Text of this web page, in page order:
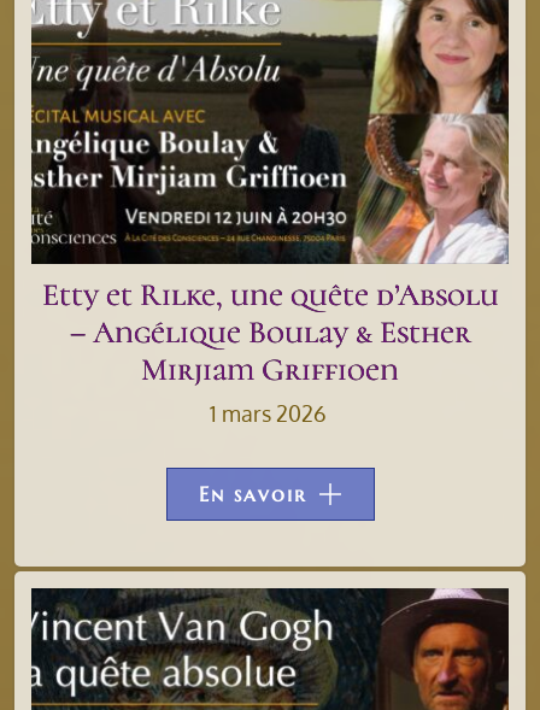
Etty et Rilke, une quête d’Absolu
– Angélique Boulay & Esther
Mirjiam Griffioen
1 mars 2026
En savoir